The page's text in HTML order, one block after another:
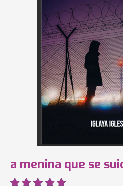
a menina que se